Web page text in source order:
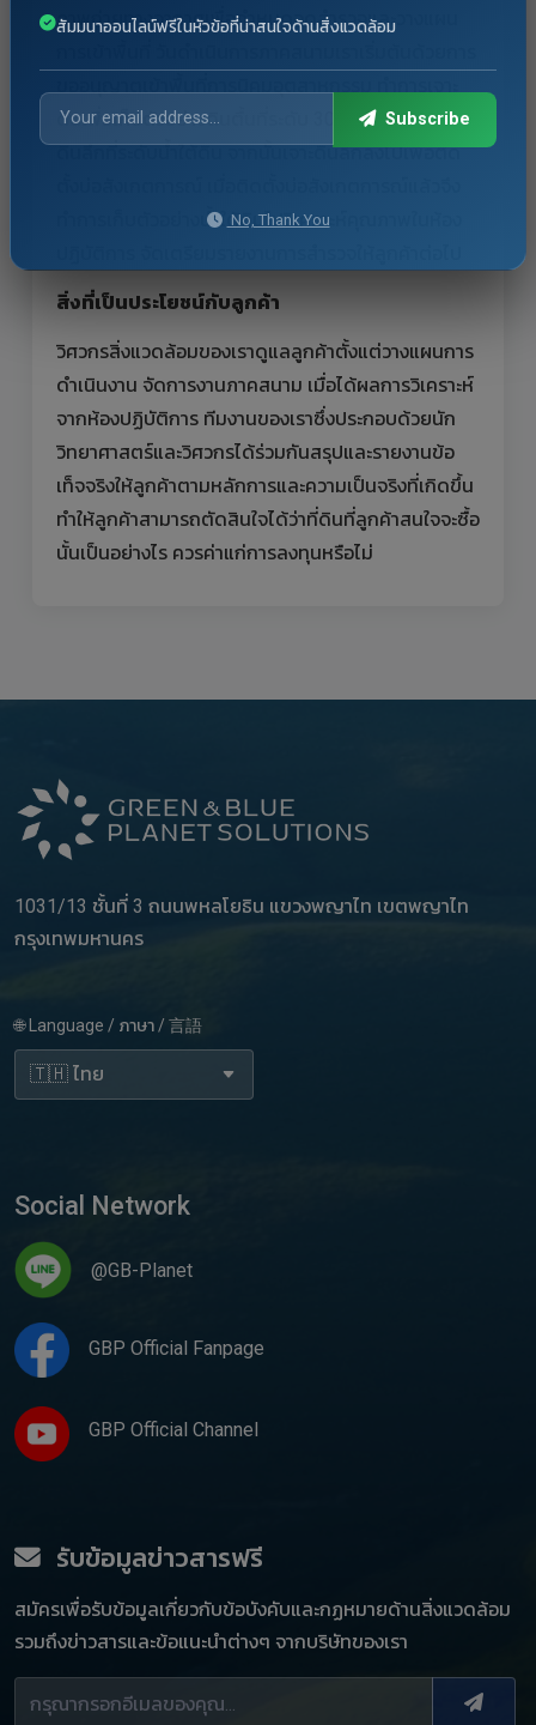
ภาพถ่ายทางอากาศเพื่อกำหนดจุดสำรวจและวางแผน
ดินเพื่อเก็บตัวอย่างดินตื้นที่ระดับ 30 ซม. เก็บตัวอย่าง
ดินลึกที่ระดับน้ำใต้ดิน จากนั้นเจาะดินลึกลงไปเพื่อติด
ทำการเก็บตัวอย่างน้ำใต้ดินไปวิเคราะห์คุณภาพในห้อง
สิ่งที่เป็นประโยชน์กับลูกค้า
วิศวกรสิ่งแวดล้อมของเราดูแลลูกค้าตั้งแต่วางแผนการ
ดำเนินงาน จัดการงานภาคสนาม เมื่อได้ผลการวิเคราะห์
จากห้องปฏิบัติการ ทีมงานของเราซึ่งประกอบด้วยนัก
วิทยาศาสตร์และวิศวกรได้ร่วมกันสรุปและรายงานข้อ
เท็จจริงให้ลูกค้าตามหลักการและความเป็นจริงที่เกิดขึ้น
ทำให้ลูกค้าสามารถตัดสินใจได้ว่าที่ดินที่ลูกค้าสนใจจะซื้อ
นั้นเป็นอย่างไร ควรค่าแก่การลงทุนหรือไม่
1031/13 ชั้นที่ 3 ถนนพหลโยธิน แขวงพญาไท เขตพญาไท
กรุงเทพมหานคร
🌐 Language / ภาษา / 言語
Social Network
@GB-Planet
GBP Official Fanpage
GBP Official Channel
รับข้อมูลข่าวสารฟรี
สมัครเพื่อรับข้อมูลเกี่ยวกับข้อบังคับและกฏหมายด้านสิ่งแวดล้อม
รวมถึงข่าวสารและข้อแนะนำต่างๆ จากบริษัทของเรา
สัมมนาออนไลน์ฟรีในหัวข้อที่น่าสนใจด้านสิ่งแวดล้อม
Subscribe
No, Thank You